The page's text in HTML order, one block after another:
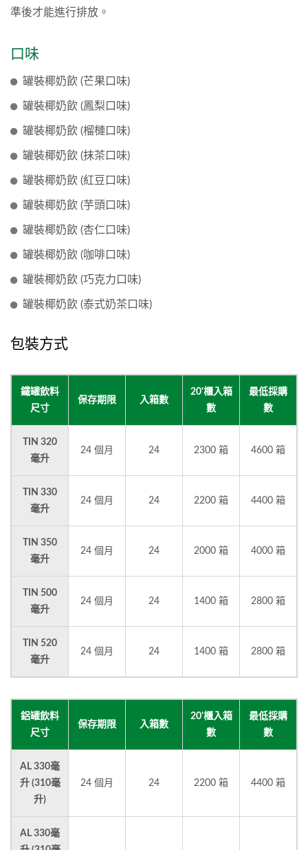
準後才能進行排放。
口味
罐裝椰奶飲 (芒果口味)
罐裝椰奶飲 (鳳梨口味)
罐裝椰奶飲 (榴槤口味)
罐裝椰奶飲 (抹茶口味)
罐裝椰奶飲 (紅豆口味)
罐裝椰奶飲 (芋頭口味)
罐裝椰奶飲 (杏仁口味)
罐裝椰奶飲 (咖啡口味)
罐裝椰奶飲 (巧克力口味)
罐裝椰奶飲 (泰式奶茶口味)
包裝方式
鐵罐飲料
尺寸
保存期限 入箱數
20'櫃入箱
數
最低採購
數
TIN 320
毫升
24 個月 24 2300 箱 4600 箱
TIN 330
毫升
24 個月 24 2200 箱 4400 箱
TIN 350
毫升
24 個月 24 2000 箱 4000 箱
TIN 500
毫升
24 個月 24 1400 箱 2800 箱
TIN 520
毫升
24 個月 24 1400 箱 2800 箱
鋁罐飲料
尺寸
保存期限 入箱數
20'櫃入箱
數
最低採購
數
AL 330毫
升 (310毫
升)
24 個月 24 2200 箱 4400 箱
AL 330毫